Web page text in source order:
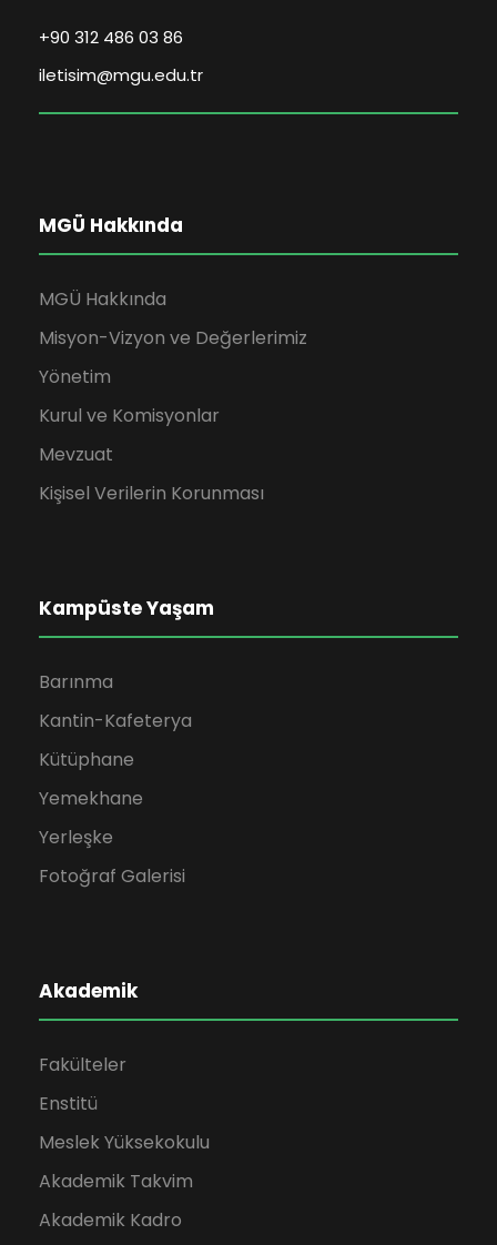
+90 312 486 03 86
iletisim@mgu.edu.tr
MGÜ Hakkında
MGÜ Hakkında
Misyon-Vizyon ve Değerlerimiz
Yönetim
Kurul ve Komisyonlar
Mevzuat
Kişisel Verilerin Korunması
Kampüste Yaşam
Barınma
Kantin-Kafeterya
Kütüphane
Yemekhane
Yerleşke
Fotoğraf Galerisi
Akademik
Fakülteler
Enstitü
Meslek Yüksekokulu
Akademik Takvim
Akademik Kadro